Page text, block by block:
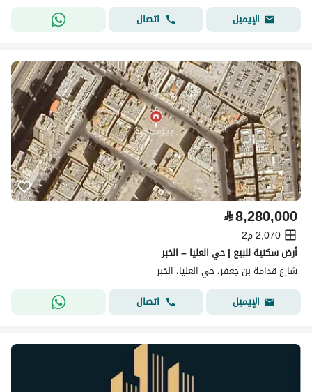
الإيميل
اتصال
⃁8,280,000
2,070 م2
أرض سكنية للبيع | حي العليا – الخبر
شارع قدامة بن جعفر، حي العليا، الخبر
الإيميل
اتصال